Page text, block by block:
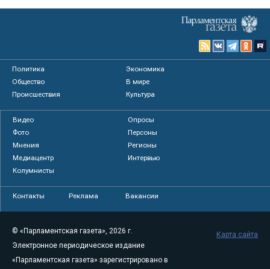
Политика
Экономика
Общество
В мире
Происшествия
Культура
Видео
Опросы
Фото
Персоны
Мнения
Регионы
Медиацентр
Интервью
Колумнисты
Контакты Реклама Вакансии
© «Парламентская газета», 2026 г.
Электронное периодическое издание
«Парламентская газета» зарегистрировано в
Карта сайта